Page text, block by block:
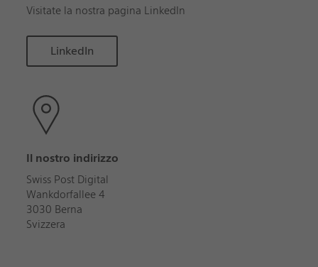
Visitate la nostra pagina LinkedIn
LinkedIn
Il nostro indirizzo
Swiss Post Digital
Wankdorfallee 4
3030 Berna
Svizzera